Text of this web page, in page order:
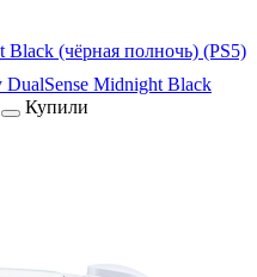
(чёрная полночь) (PS5)
Midnight Black
Купили